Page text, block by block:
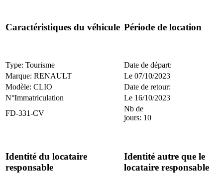
Caractéristiques du véhicule Période de location
Type: Tourisme
Date de départ:
Marque: RENAULT
Le 07/10/2023
Modèle: CLIO
Date de retour:
N°Immatriculation
Le 16/10/2023
FD-331-CV
Nb de
jours: 10
Identité du locataire
responsable
Identité autre que le
locataire responsable